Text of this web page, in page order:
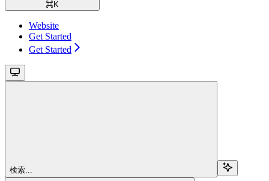
⌘K
Website
Get Started
Get Started
検索...